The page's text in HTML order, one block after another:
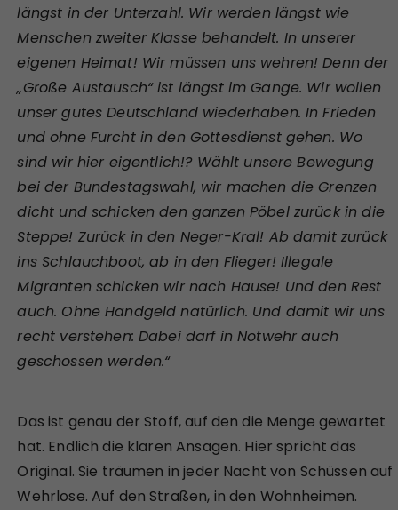
längst in der Unterzahl. Wir werden längst wie
Menschen zweiter Klasse behandelt. In unserer
eigenen Heimat! Wir müssen uns wehren! Denn der
„Große Austausch“ ist längst im Gange. Wir wollen
unser gutes Deutschland wiederhaben. In Frieden
und ohne Furcht in den Gottesdienst gehen. Wo
sind wir hier eigentlich!? Wählt unsere Bewegung
bei der Bundestagswahl, wir machen die Grenzen
dicht und schicken den ganzen Pöbel zurück in die
Steppe! Zurück in den Neger-Kral! Ab damit zurück
ins Schlauchboot, ab in den Flieger! Illegale
Migranten schicken wir nach Hause! Und den Rest
auch. Ohne Handgeld natürlich. Und damit wir uns
recht verstehen: Dabei darf in Notwehr auch
geschossen werden.“
Das ist genau der Stoff, auf den die Menge gewartet
hat. Endlich die klaren Ansagen. Hier spricht das
Original. Sie träumen in jeder Nacht von Schüssen auf
Wehrlose. Auf den Straßen, in den Wohnheimen.